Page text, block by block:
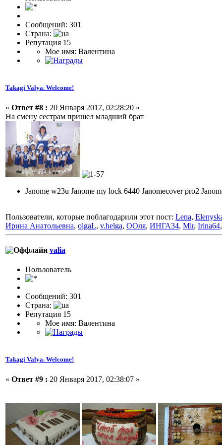
Сообщений: 301
Страна:
Репутация 15
Мое имя: Валентина
Takagi Valya. Welcome!
« Ответ #8 : 20 Января 2017, 02:28:20 »
На смену сестрам пришел младший брат
Janome w23u Janome my lock 6440 Janomecover pro2
Пользователи, которые поблагодарили этот пост: Lena,
Ирина Анатольевна, olgaL, v.helga, ООля, ИНГА34, Mir, Irina64
valia
Пользовaтeль
Сообщений: 301
Страна:
Репутация 15
Мое имя: Валентина
Takagi Valya. Welcome!
« Ответ #9 : 20 Января 2017, 02:38:07 »